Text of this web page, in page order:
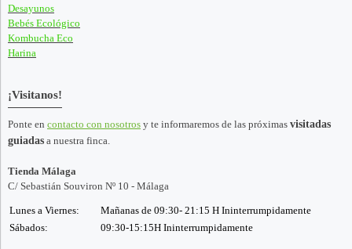
Desayunos
Bebés Ecológico
Kombucha Eco
Harina
¡Visitanos!
Ponte en contacto con nosotros y te informaremos de las próximas visitadas
guiadas a nuestra finca.
Tienda Málaga
C/ Sebastián Souviron Nº 10 - Málaga
Lunes a Viernes:
Mañanas de 09:30- 21:15 H Ininterrumpidamente
Sábados:
09:30-15:15H Ininterrumpidamente